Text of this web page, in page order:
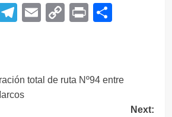
Telegram
EmailCopy
Print
total de ruta Nº94 entre
Next: